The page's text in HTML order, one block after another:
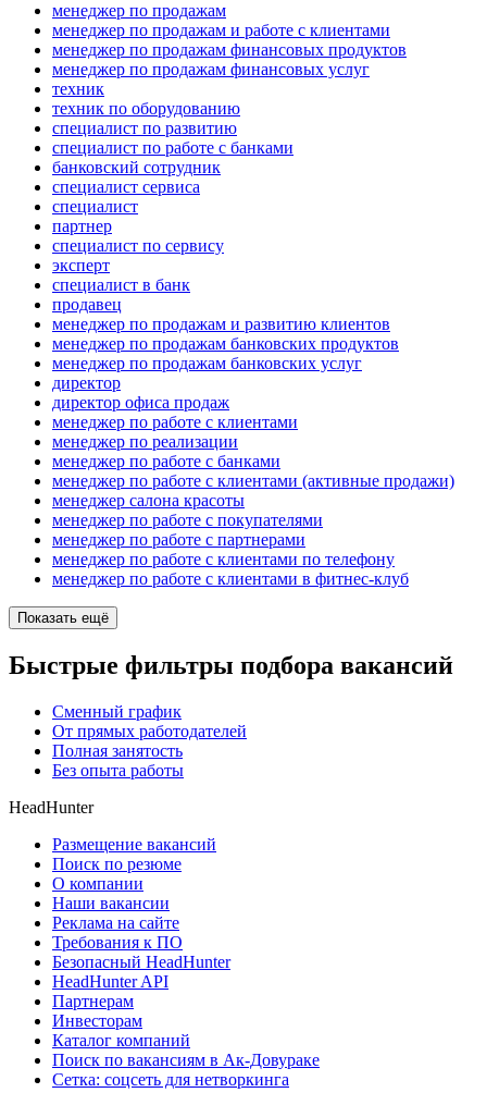
менеджер по продажам
менеджер по продажам и работе с клиентами
менеджер по продажам финансовых продуктов
менеджер по продажам финансовых услуг
техник
техник по оборудованию
специалист по развитию
специалист по работе с банками
банковский сотрудник
специалист сервиса
специалист
партнер
специалист по сервису
эксперт
специалист в банк
продавец
менеджер по продажам и развитию клиентов
менеджер по продажам банковских продуктов
менеджер по продажам банковских услуг
директор
директор офиса продаж
менеджер по работе с клиентами
менеджер по реализации
менеджер по работе с банками
менеджер по работе с клиентами (активные продажи)
менеджер салона красоты
менеджер по работе с покупателями
менеджер по работе с партнерами
менеджер по работе с клиентами по телефону
менеджер по работе с клиентами в фитнес-клуб
Показать ещё
Быстрые фильтры подбора вакансий
Сменный график
От прямых работодателей
Полная занятость
Без опыта работы
HeadHunter
Размещение вакансий
Поиск по резюме
О компании
Наши вакансии
Реклама на сайте
Требования к ПО
Безопасный HeadHunter
HeadHunter API
Партнерам
Инвесторам
Каталог компаний
Поиск по вакансиям в Ак-Довураке
Сетка: соцсеть для нетворкинга